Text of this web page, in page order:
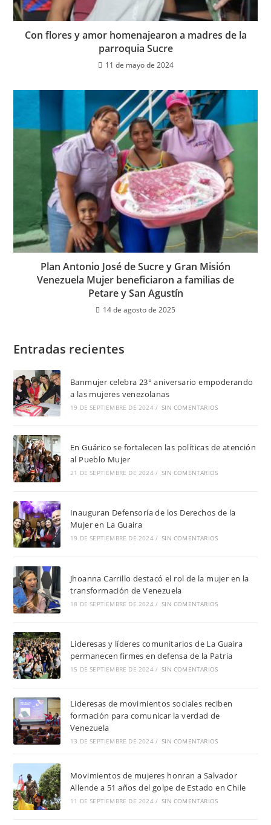
Con flores y amor homenajearon a madres de la
parroquia Sucre
11 de mayo de 2024
Plan Antonio José de Sucre y Gran Misión
Venezuela Mujer beneficiaron a familias de
Petare y San Agustín
14 de agosto de 2025
Entradas recientes
Banmujer celebra 23° aniversario empoderando
a las mujeres venezolanas
19 DE SEPTIEMBRE DE 2024 / SIN COMENTARIOS
En Guárico se fortalecen las políticas de atención
al Pueblo Mujer
21 DE SEPTIEMBRE DE 2024 / SIN COMENTARIOS
Inauguran Defensoría de los Derechos de la
Mujer en La Guaira
19 DE SEPTIEMBRE DE 2024 / SIN COMENTARIOS
Jhoanna Carrillo destacó el rol de la mujer en la
transformación de Venezuela
18 DE SEPTIEMBRE DE 2024 / SIN COMENTARIOS
Lideresas y líderes comunitarios de La Guaira
permanecen firmes en defensa de la Patria
15 DE SEPTIEMBRE DE 2024 / SIN COMENTARIOS
Lideresas de movimientos sociales reciben
formación para comunicar la verdad de
Venezuela
13 DE SEPTIEMBRE DE 2024 / SIN COMENTARIOS
Movimientos de mujeres honran a Salvador
Allende a 51 años del golpe de Estado en Chile
11 DE SEPTIEMBRE DE 2024 / SIN COMENTARIOS